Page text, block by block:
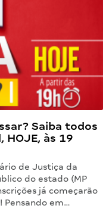
Saiba todos
às 19
de Justiça da
do estado (MP
já começarão
Pensando em…